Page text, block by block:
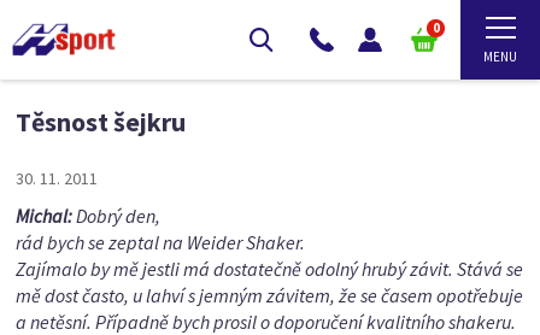
0
Těsnost šejkru
30. 11. 2011
Michal:Dobrý den,
rád bych se zeptal na Weider Shaker.
Zajímalo by mě jestli má dostatečně odolný hrubý závit. Stává se
mě dost často, u lahví s jemným závitem, že se časem opotřebuje
a netěsní. Případně bych prosil o doporučení kvalitního shakeru.